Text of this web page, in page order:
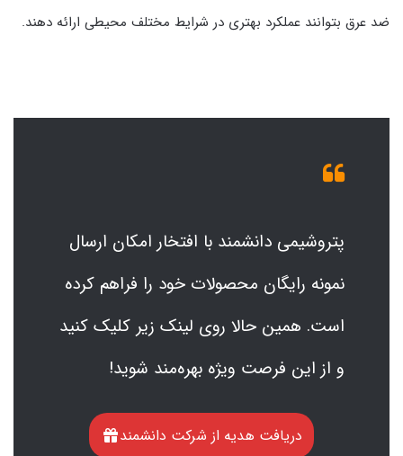
ضد عرق بتوانند عملکرد بهتری در شرایط مختلف محیطی ارائه دهند.
پتروشیمی دانشمند با افتخار امکان ارسال
نمونه رایگان محصولات خود را فراهم کرده
است. همین حالا روی لینک زیر کلیک کنید
و از این فرصت ویژه بهره‌مند شوید!
دریافت هدیه از شرکت دانشمند